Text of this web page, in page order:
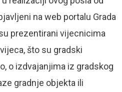
na web portalu Grada
prezentirani vijecnicima
što su gradski
o izdvajanjima iz gradskog
gradnje objekta ili